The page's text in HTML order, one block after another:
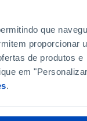
que
proporcionar
de produtos e
em
.
ORDENAR POR